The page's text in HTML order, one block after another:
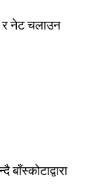
र नेट चलाउन